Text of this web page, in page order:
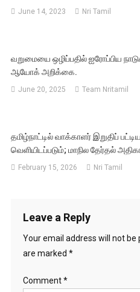
June 14, 2023 Nri Tamil
வறுமையை ஒழிப்பதில் ஐரோப்பிய
ஆயோக் அறிக்கை.
June 20, 2025 Team Nritamil
தமிழ்நாட்டில் வாக்காளர் இறுதிப்
வெளியிடப்படும்; மாநில தேர்தல்
February 15, 2026 Nri Tamil
Leave a Reply
Your email address will not be
are marked *
Comment*